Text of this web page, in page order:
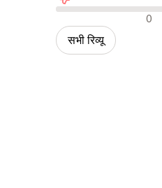
नकारात्मक रिव्यू 0
सभी रिव्यू